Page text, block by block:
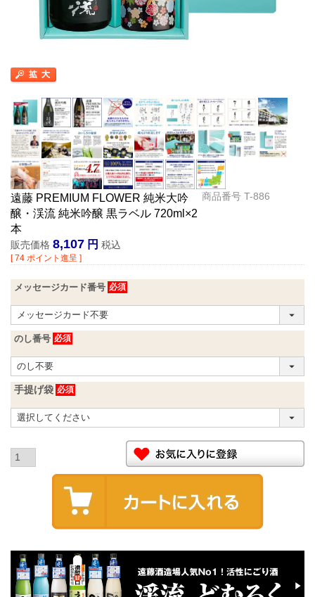
遠藤 PREMIUM FLOWER 純米大吟
醸・渓流 純米吟醸 黒ラベル 720ml×2
本
商品番号 T-886
販売価格 8,107 税込
[ 74 ポイント進呈 ]
メッセージカード番号
のし番号
手提げ袋